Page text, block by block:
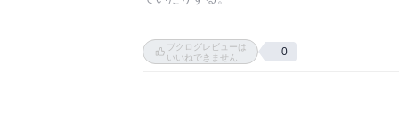
「落語は男の芸能」と昔から言われるけど、
ブクログレビューは
いいねできません
0